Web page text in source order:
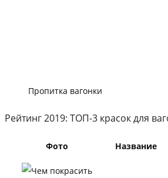
Пропитка вагонки
Рейтинг 2019: ТОП-3 красок для
Фото Название